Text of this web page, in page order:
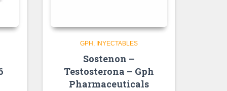
GPH INYECTABLES
Sostenon –
Testosterona – Gph
Pharmaceuticals